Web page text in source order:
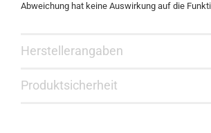
Abweichung hat keine Auswirkung auf die
Herstellerangaben
Produktsicherheit